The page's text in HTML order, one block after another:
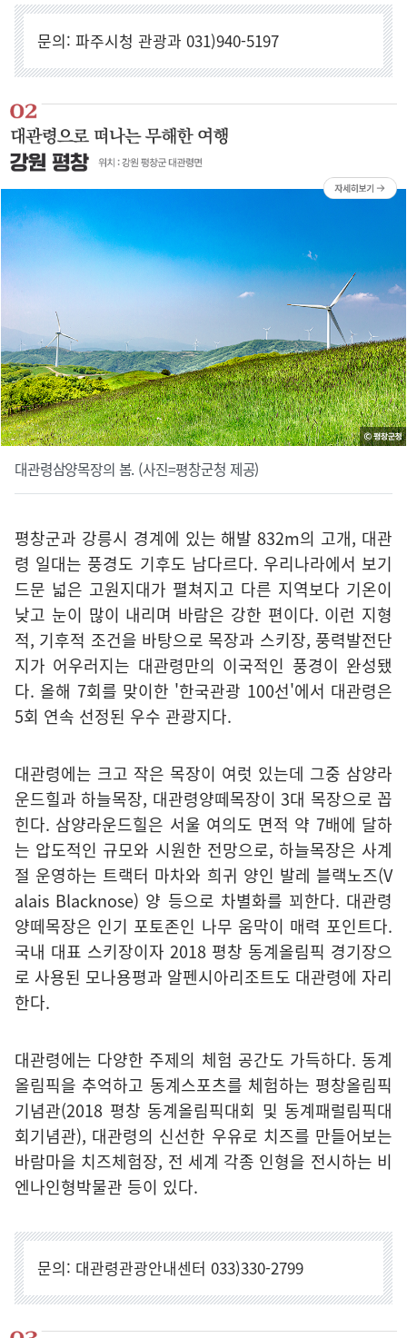
문의: 파주시청 관광과 031)940-5197
대관령삼양목장의 봄. (사진=평창군청 제공)
평창군과 강릉시 경계에 있는 해발 832m의 고개, 대관
령 일대는 풍경도 기후도 남다르다. 우리나라에서 보기
드문 넓은 고원지대가 펼쳐지고 다른 지역보다 기온이
낮고 눈이 많이 내리며 바람은 강한 편이다. 이런 지형
적, 기후적 조건을 바탕으로 목장과 스키장, 풍력발전단
지가 어우러지는 대관령만의 이국적인 풍경이 완성됐
다. 올해 7회를 맞이한 '한국관광 100선'에서 대관령은
5회 연속 선정된 우수 관광지다.
대관령에는 크고 작은 목장이 여럿 있는데 그중 삼양라
운드힐과 하늘목장, 대관령양떼목장이 3대 목장으로 꼽
힌다. 삼양라운드힐은 서울 여의도 면적 약 7배에 달하
는 압도적인 규모와 시원한 전망으로, 하늘목장은 사계
절 운영하는 트랙터 마차와 희귀 양인 발레 블랙노즈(V
alais Blacknose) 양 등으로 차별화를 꾀한다. 대관령
양떼목장은 인기 포토존인 나무 움막이 매력 포인트다.
국내 대표 스키장이자 2018 평창 동계올림픽 경기장으
로 사용된 모나용평과 알펜시아리조트도 대관령에 자리
한다.
대관령에는 다양한 주제의 체험 공간도 가득하다. 동계
올림픽을 추억하고 동계스포츠를 체험하는 평창올림픽
기념관(2018 평창 동계올림픽대회 및 동계패럴림픽대
회기념관), 대관령의 신선한 우유로 치즈를 만들어보는
바람마을 치즈체험장, 전 세계 각종 인형을 전시하는 비
엔나인형박물관 등이 있다.
문의: 대관령관광안내센터 033)330-2799